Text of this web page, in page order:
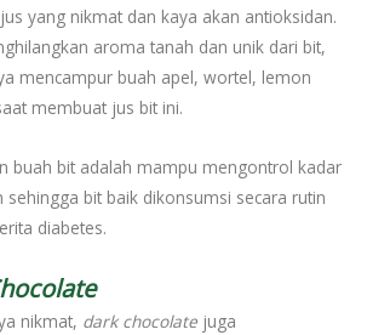
yang nikmat dan kaya akan antioksidan.
aroma tanah dan unik dari bit,
mencampur buah apel, wortel, lemon
membuat jus bit ini.
buah bit adalah mampu mengontrol kadar
sehingga bit baik dikonsumsi secara rutin
diabetes.
nikmat, dark chocolate juga